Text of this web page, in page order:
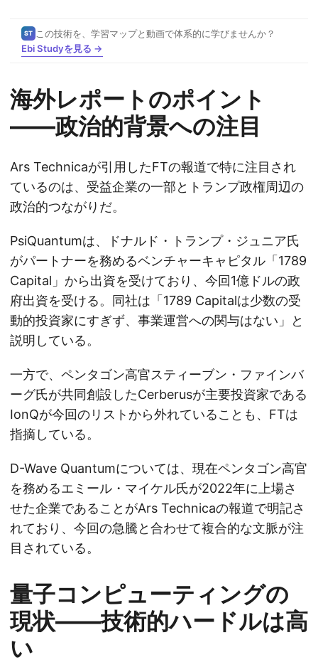
ST
この技術を、学習マップと動画で体系的に学びませんか？
Ebi Studyを見る →
海外レポートのポイント
——政治的背景への注目
Ars Technicaが引用したFTの報道で特に注目され
ているのは、受益企業の一部とトランプ政権周辺の
政治的つながりだ。
PsiQuantumは、ドナルド・トランプ・ジュニア氏
がパートナーを務めるベンチャーキャピタル「1789
Capital」から出資を受けており、今回1億ドルの政
府出資を受ける。同社は「1789 Capitalは少数の受
動的投資家にすぎず、事業運営への関与はない」と
説明している。
一方で、ペンタゴン高官スティーブン・ファインバ
ーグ氏が共同創設したCerberusが主要投資家である
IonQが今回のリストから外れていることも、FTは
指摘している。
D-Wave Quantumについては、現在ペンタゴン高官
を務めるエミール・マイケル氏が2022年に上場さ
せた企業であることがArs Technicaの報道で明記さ
れており、今回の急騰と合わせて複合的な文脈が注
目されている。
量子コンピューティングの
現状——技術的ハードルは高
い